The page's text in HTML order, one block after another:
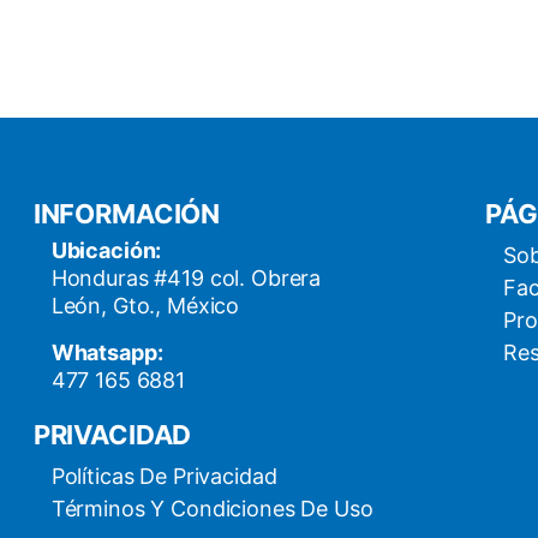
INFORMACIÓN
Ubicación:
Honduras #419 col. Obrera
León, Gto., México
Whatsapp:
477 165 6881
PRIVACIDAD
Políticas De Privacidad
Términos Y Condiciones De Uso